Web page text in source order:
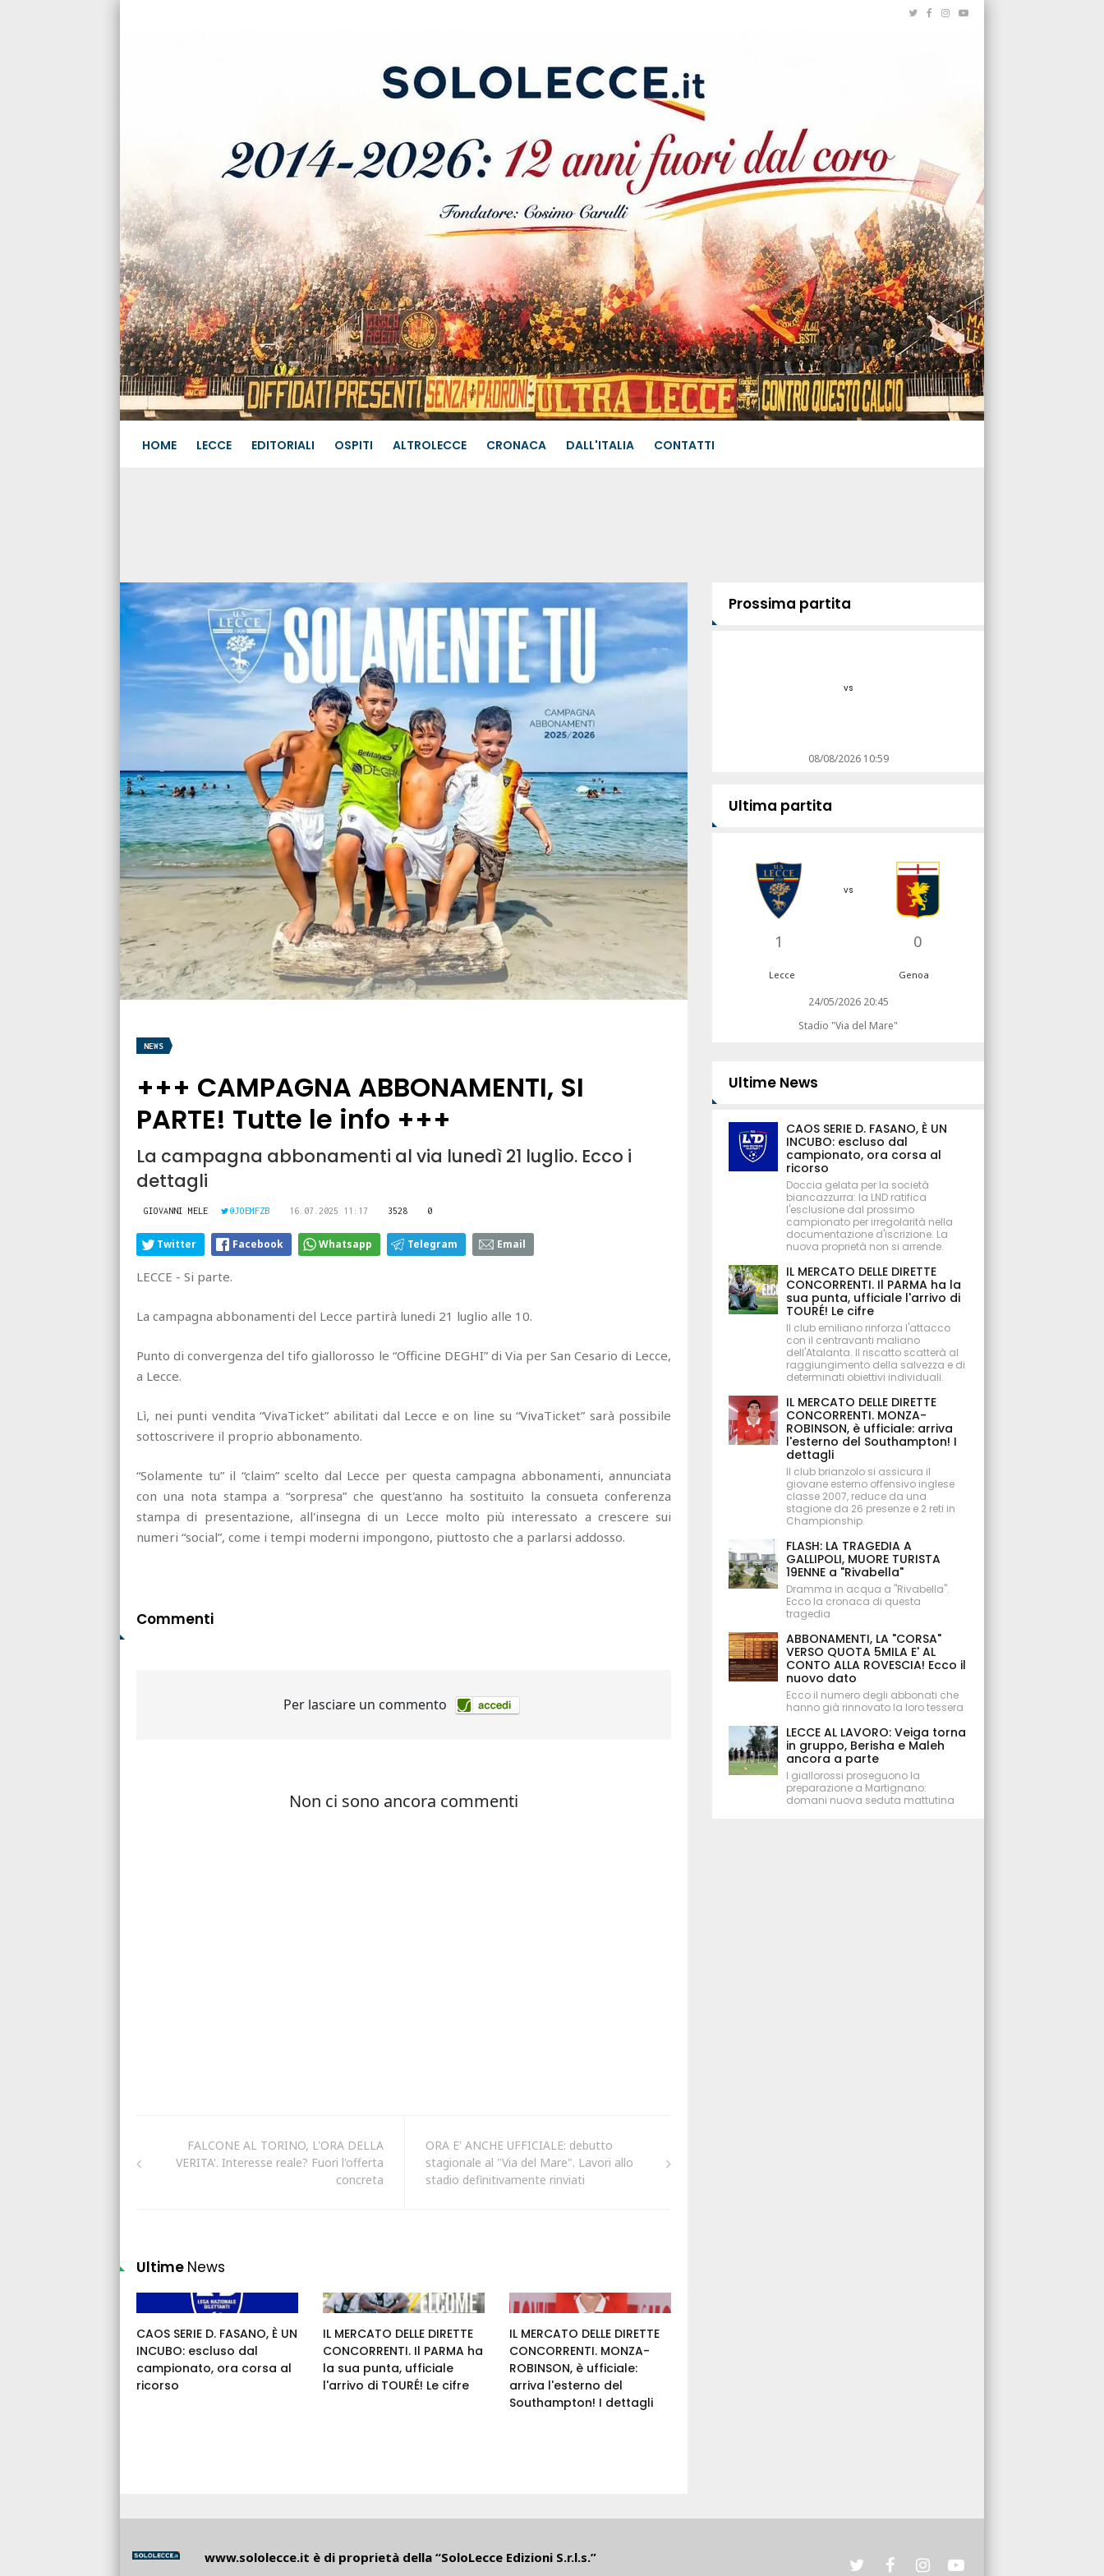
HOME LECCE EDITORIALI OSPITI ALTROLECCE CRONACA DALL'ITALIA CONTATTI
NEWS
+++ CAMPAGNA ABBONAMENTI, SI
PARTE! Tutte le info +++
La campagna abbonamenti al via lunedì 21 luglio. Ecco i
dettagli
GIOVANNI MELE @JOEMFZB 16.07.2025 11:17 3528 0
Twitter Facebook Whatsapp Telegram Email
LECCE - Si parte.
La campagna abbonamenti del Lecce partirà lunedi 21 luglio alle 10.
Punto di convergenza del tifo giallorosso le “Officine DEGHI” di Via per San Cesario di Lecce,
a Lecce.
Lì, nei punti vendita “VivaTicket” abilitati dal Lecce e on line su “VivaTicket” sarà possibile
sottoscrivere il proprio abbonamento.
“Solamente tu” il “claim” scelto dal Lecce per questa campagna abbonamenti, annunciata
con una nota stampa a “sorpresa” che quest'anno ha sostituito la consueta conferenza
stampa di presentazione, all'insegna di un Lecce molto più interessato a crescere sui
numeri “social”, come i tempi moderni impongono, piuttosto che a parlarsi addosso.
Commenti
FALCONE AL TORINO, L'ORA DELLA
VERITA'. Interesse reale? Fuori l'offerta
concreta
ORA E' ANCHE UFFICIALE: debutto
stagionale al "Via del Mare". Lavori allo
stadio definitivamente rinviati
Ultime News
CAOS SERIE D. FASANO, È UN
INCUBO: escluso dal
campionato, ora corsa al
ricorso
IL MERCATO DELLE DIRETTE
CONCORRENTI. Il PARMA ha
la sua punta, ufficiale
l'arrivo di TOURÉ! Le cifre
IL MERCATO DELLE DIRETTE
CONCORRENTI. MONZA-
ROBINSON, è ufficiale:
arriva l'esterno del
Southampton! I dettagli
Prossima partita
vs
08/08/2026 10:59
Ultima partita
1
vs
0
Lecce Genoa
24/05/2026 20:45
Stadio "Via del Mare"
Ultime News
CAOS SERIE D. FASANO, È UN
INCUBO: escluso dal
campionato, ora corsa al
ricorso
Doccia gelata per la società
biancazzurra: la LND ratifica
l'esclusione dal prossimo
campionato per irregolarità nella
documentazione d'iscrizione. La
nuova proprietà non si arrende.
IL MERCATO DELLE DIRETTE
CONCORRENTI. Il PARMA ha la
sua punta, ufficiale l'arrivo di
TOURÉ! Le cifre
Il club emiliano rinforza l'attacco
con il centravanti maliano
dell'Atalanta. Il riscatto scatterà al
raggiungimento della salvezza e di
determinati obiettivi individuali.
IL MERCATO DELLE DIRETTE
CONCORRENTI. MONZA-
ROBINSON, è ufficiale: arriva
l'esterno del Southampton! I
dettagli
Il club brianzolo si assicura il
giovane esterno offensivo inglese
classe 2007, reduce da una
stagione da 26 presenze e 2 reti in
Championship.
FLASH: LA TRAGEDIA A
GALLIPOLI, MUORE TURISTA
19ENNE a "Rivabella"
Dramma in acqua a "Rivabella".
Ecco la cronaca di questa
tragedia
ABBONAMENTI, LA "CORSA"
VERSO QUOTA 5MILA E' AL
CONTO ALLA ROVESCIA! Ecco il
nuovo dato
Ecco il numero degli abbonati che
hanno già rinnovato la loro tessera
LECCE AL LAVORO: Veiga torna
in gruppo, Berisha e Maleh
ancora a parte
I giallorossi proseguono la
preparazione a Martignano:
domani nuova seduta mattutina
www.sololecce.it è di proprietà della “SoloLecce Edizioni S.r.l.s.”